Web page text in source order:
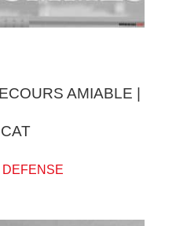
AMIABLE |
DEFENSE